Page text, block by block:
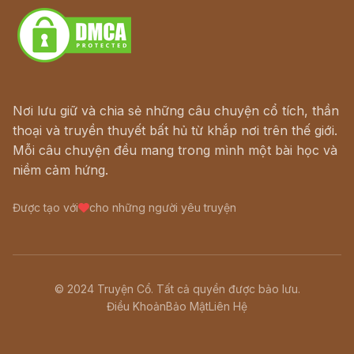
Nơi lưu giữ và chia sẻ những câu chuyện cổ tích, thần
thoại và truyền thuyết bất hủ từ khắp nơi trên thế giới.
Mỗi câu chuyện đều mang trong mình một bài học và
niềm cảm hứng.
Được tạo với cho những người yêu truyện
© 2024 Truyện Cổ. Tất cả quyền được bảo lưu.
Điều KhoảnBảo MậtLiên Hệ